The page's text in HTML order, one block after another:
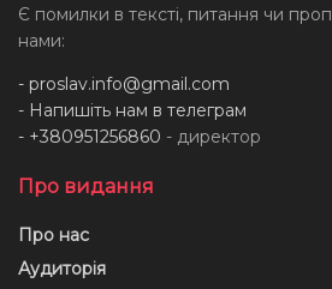
Є помилки в тексті, питання чи
нами:
- proslav.info@gmail.com
- Напишіть нам в телеграм
- +380951256860 - директор
Про видання
Про нас
Аудиторія